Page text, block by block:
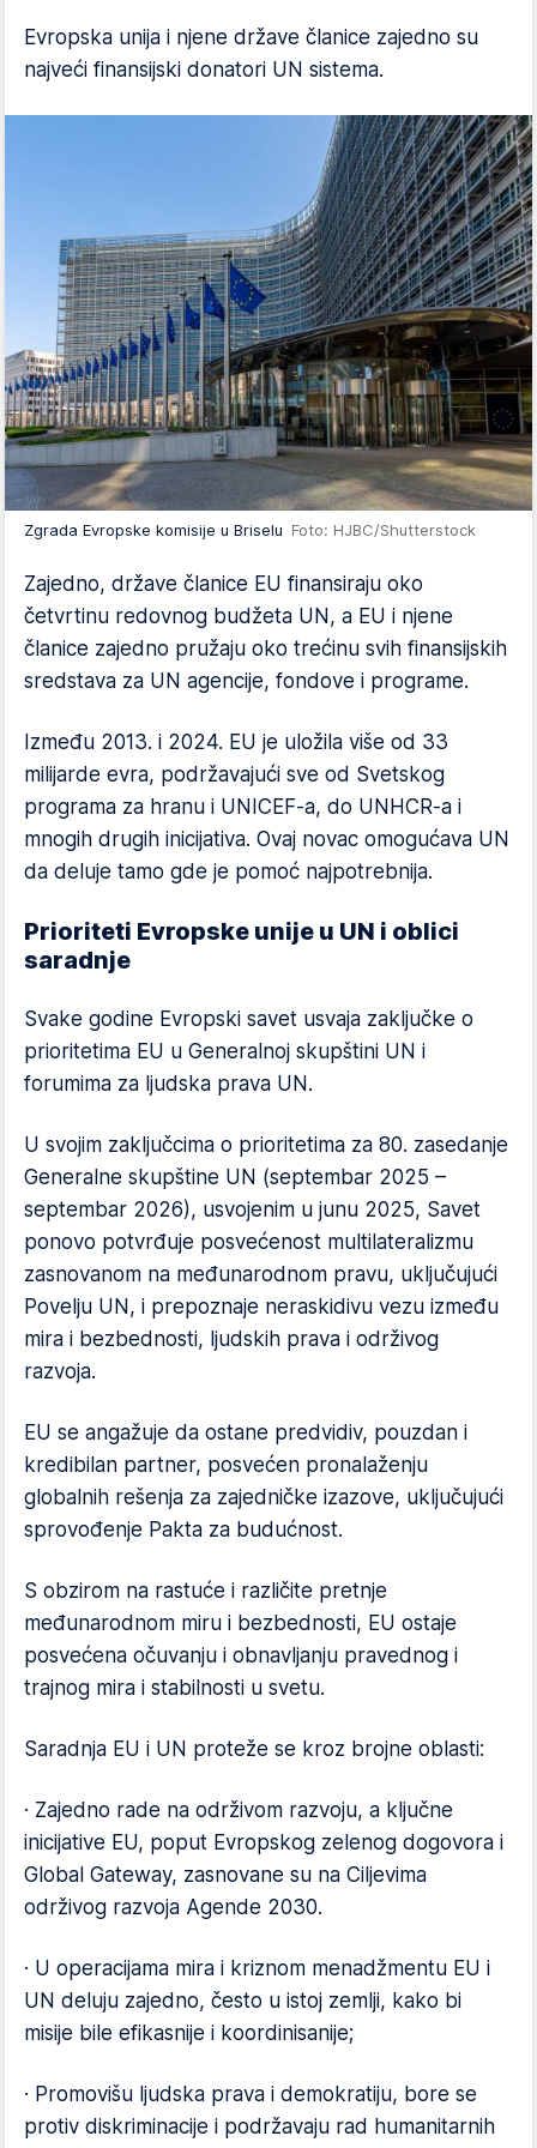
Evropska unija i njene države članice zajedno su
najveći finansijski donatori UN sistema.
Zgrada Evropske komisije u Briselu Foto: HJBC/Shutterstock
Zajedno, države članice EU finansiraju oko
četvrtinu redovnog budžeta UN, a EU i njene
članice zajedno pružaju oko trećinu svih finansijskih
sredstava za UN agencije, fondove i programe.
Između 2013. i 2024. EU je uložila više od 33
milijarde evra, podržavajući sve od Svetskog
programa za hranu i UNICEF-a, do UNHCR-a i
mnogih drugih inicijativa. Ovaj novac omogućava UN
da deluje tamo gde je pomoć najpotrebnija.
Prioriteti Evropske unije u UN i oblici
saradnje
Svake godine Evropski savet usvaja zaključke o
prioritetima EU u Generalnoj skupštini UN i
forumima za ljudska prava UN.
U svojim zaključcima o prioritetima za 80. zasedanje
Generalne skupštine UN (septembar 2025 –
septembar 2026), usvojenim u junu 2025, Savet
ponovo potvrđuje posvećenost multilateralizmu
zasnovanom na međunarodnom pravu, uključujući
Povelju UN, i prepoznaje neraskidivu vezu između
mira i bezbednosti, ljudskih prava i održivog
razvoja.
EU se angažuje da ostane predvidiv, pouzdan i
kredibilan partner, posvećen pronalaženju
globalnih rešenja za zajedničke izazove, uključujući
sprovođenje Pakta za budućnost.
S obzirom na rastuće i različite pretnje
međunarodnom miru i bezbednosti, EU ostaje
posvećena očuvanju i obnavljanju pravednog i
trajnog mira i stabilnosti u svetu.
Saradnja EU i UN proteže se kroz brojne oblasti:
· Zajedno rade na održivom razvoju, a ključne
inicijative EU, poput Evropskog zelenog dogovora i
Global Gateway, zasnovane su na Ciljevima
održivog razvoja Agende 2030.
· U operacijama mira i kriznom menadžmentu EU i
UN deluju zajedno, često u istoj zemlji, kako bi
misije bile efikasnije i koordinisanije;
· Promovišu ljudska prava i demokratiju, bore se
protiv diskriminacije i podržavaju rad humanitarnih